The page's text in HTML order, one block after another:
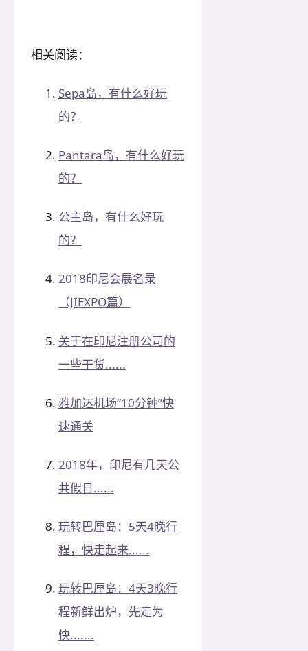
相关阅读：
Sepa岛，有什么好玩
的？
Pantara岛，有什么好玩
的？
公主岛，有什么好玩
的？
2018印尼会展名录
（JIEXPO篇）
关于在印尼注册公司的
一些干货......
雅加达机场“10分钟”快
速通关
2018年，印尼有几天公
共假日......
玩转巴厘岛：5天4晚行
程，快走起来......
玩转巴厘岛：4天3晚行
程新鲜出炉，先走为
快.......